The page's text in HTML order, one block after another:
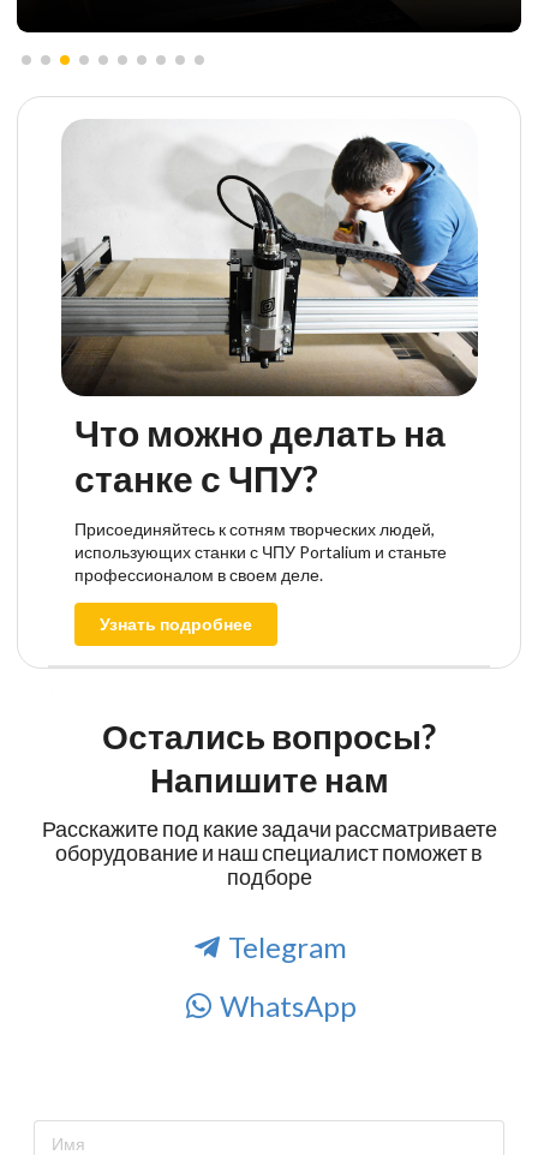
Что можно делать на
станке с ЧПУ?
Присоединяйтесь к сотням творческих людей,
использующих станки с ЧПУ Portalium и станьте
профессионалом в своем деле.
Узнать подробнее
Остались вопросы?
Напишите нам
Расскажите под какие задачи рассматриваете
оборудование и наш специалист поможет в
подборе
Telegram
WhatsApp